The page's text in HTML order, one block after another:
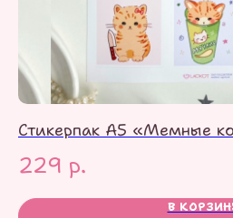
Стикерпак А5 «Мемные
229 р.
В